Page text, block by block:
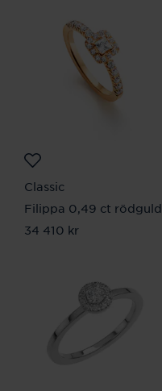
Classic
Filippa 0,49 ct rödguld
Pris:34 410 kr
34 410 kr